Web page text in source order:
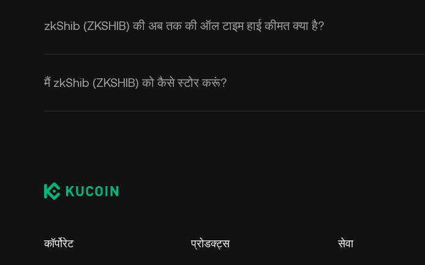
zkShib (ZKSHIB) की अब तक की ऑल टाइम हाई कीमत क्या है?
मैं zkShib (ZKSHIB) को कैसे स्टोर करूं?
कॉर्पोरेट प्रोडक्ट्स सेवा